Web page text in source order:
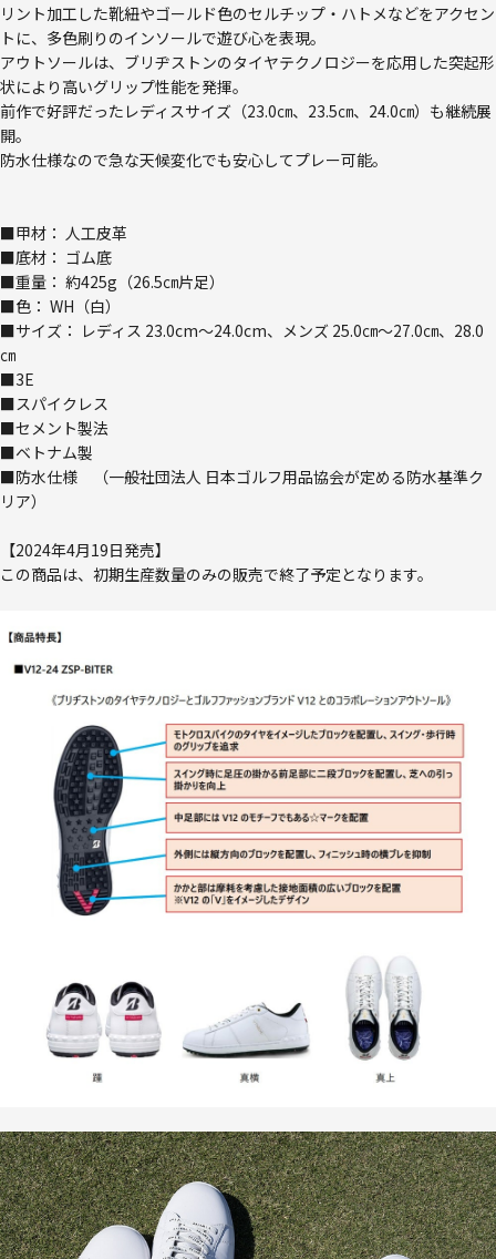
リント加工した靴紐やゴールド色のセルチップ・ハトメなどをアクセン
トに、多色刷りのインソールで遊び心を表現。
アウトソールは、ブリヂストンのタイヤテクノロジーを応用した突起形
状により高いグリップ性能を発揮。
前作で好評だったレディスサイズ（23.0㎝、23.5㎝、24.0㎝）も継続展
開。
防水仕様なので急な天候変化でも安心してプレー可能。
■甲材： 人工皮革
■底材： ゴム底
■重量： 約425g（26.5㎝片足）
■色： WH（白）
■サイズ： レディス 23.0cm～24.0cm、メンズ 25.0㎝～27.0㎝、28.0
㎝
■3E
■スパイクレス
■セメント製法
■ベトナム製
■防水仕様 （一般社団法人 日本ゴルフ用品協会が定める防水基準ク
リア）
【2024年4月19日発売】
この商品は、初期生産数量のみの販売で終了予定となります。